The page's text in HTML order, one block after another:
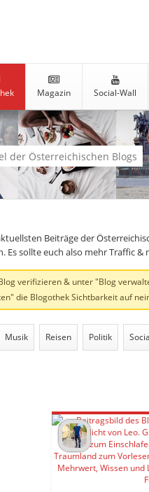
Magazin Social-Wall
der Österreichischen Blogs
Beiträge der
sollte euch also mehr Traffic
verifizieren & unter "Blog
die Blogothek Sichtbarkeit auf
Musik Reisen Politik